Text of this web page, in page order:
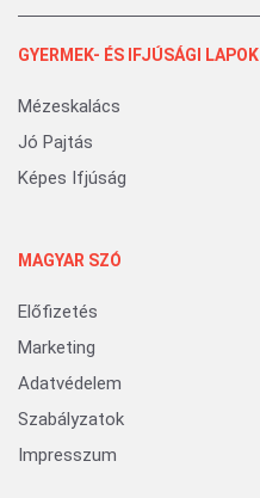
GYERMEK- ÉS IFJÚSÁGI LAPOK
Mézeskalács
Jó Pajtás
Képes Ifjúság
MAGYAR SZÓ
Előfizetés
Marketing
Adatvédelem
Szabályzatok
Impresszum